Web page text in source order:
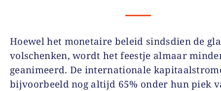
Hoewel het monetaire beleid sindsdien de
volschenken, wordt het feestje almaar
geanimeerd. De internationale
bijvoorbeeld nog altijd 65% onder hun piek